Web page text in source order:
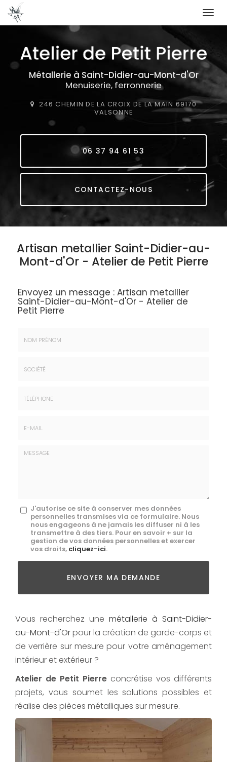
contenu
principalMétallerie à Saint-Didier-au-Mont-d'Or
Menuiserie, ferronnerie
246 CHEMIN DE LA CROIX DE LA MAIN 69170
VALSONNE
06 37 94 61 53
CONTACTEZ-NOUS
Artisan metallier Saint-Didier-au-
Mont-d'Or - Atelier de Petit Pierre
Envoyez un message : Artisan metallier
Saint-Didier-au-Mont-d'Or - Atelier de
Petit Pierre
Message
J'autorise ce site à conserver mes données
personnelles transmises via ce formulaire. Nous
nous engageons à ne jamais les diffuser ni à les
transmettre à des tiers. Pour en savoir + sur la
gestion de vos données personnelles et exercer
vos droits, cliquez-ici.
Acceptation
ENVOYER MA DEMANDE
Vous recherchez une métallerie à Saint-Didier-
au-Mont-d'Orpour la création de garde-corps et
de verrière sur mesure pour votre aménagement
intérieur et extérieur ?
Atelier de Petit Pierre concrétise vos différents
projets, vous soumet les solutions possibles et
réalise des pièces métalliques sur mesure.